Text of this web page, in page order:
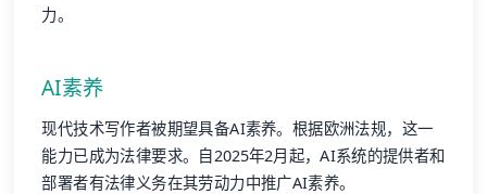
力。
AI素养
现代技术写作者被期望具备AI素养。根据欧洲法规，这一
能力已成为法律要求。自2025年2月起，AI系统的提供者和
部署者有法律义务在其劳动力中推广AI素养。